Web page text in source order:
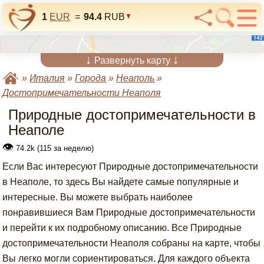
1 EUR = 94.4 RUB
↓ Развернуть карту ↓
»Италия »Города »Неаполь »
Достопримечательности Неаполя
Природные достопримечательности в
Неаполе
👁 74.2k (115 за неделю)
Если Вас интересуют Природные достопримечательности
в Неаполе, то здесь Вы найдете самые популярные и
интересные. Вы можете выбрать наиболее
понравившиеся Вам Природные достопримечательности
и перейти к их подробному описанию. Все Природные
достопримечательности Неаполя собраны на карте, чтобы
Вы легко могли сориентироваться. Для каждого объекта